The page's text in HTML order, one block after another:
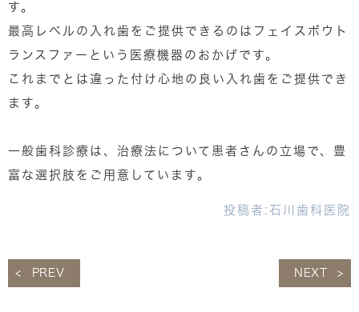
す。
最高レベルの入れ歯をご提供できるのはフェイスボウト
ランスファーという医療機器のおかげです。
これまでとは違った付け心地の良い入れ歯をご提供でき
ます。
一般歯科診療は、治療法について患者さんの立場で、豊
富な選択肢をご用意しています。
投稿者: 石川歯科医院
PREV NEXT